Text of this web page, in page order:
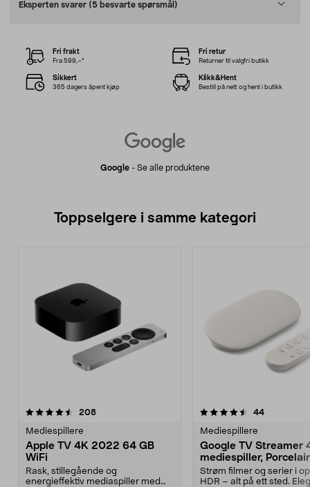
Eksperten svarer (5 besvarte spørsmål)
Google - Se alle produktene
Fri frakt
Fra 599,–*
Fri retur
Returner til valgfri butikk
Sikkert
365 dagers åpent kjøp
Klikk&Hent
Bestill på nett og hent i butikk
Toppselgere i samme kategori
208anmeldelser
Mediespillere
Apple TV 4K 2022 64 GB
WiFi
Rask, stillegående og
energieffektiv mediaspiller med
4.5 av 5 stjerner 44
Mediespillere
Google TV Streamer
mediespiller,
Strøm filmer og serier i
HDR – alt på ett sted.
3.5 av 5 stjerner